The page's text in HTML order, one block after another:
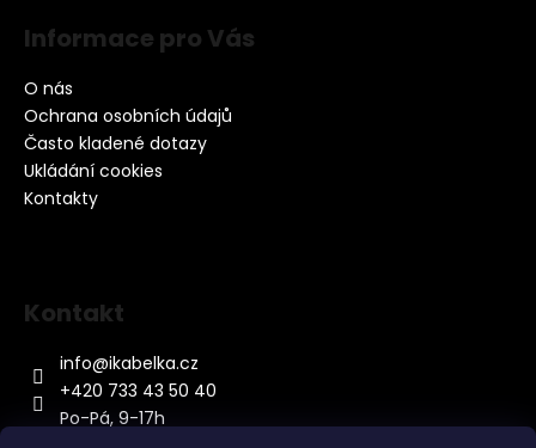
Informace pro Vás
O nás
Ochrana osobních údajů
Často kladené dotazy
Ukládání cookies
Kontakty
Kontakt
info@ikabelka.cz
+420 733 43 50 40
Po-Pá, 9-17h